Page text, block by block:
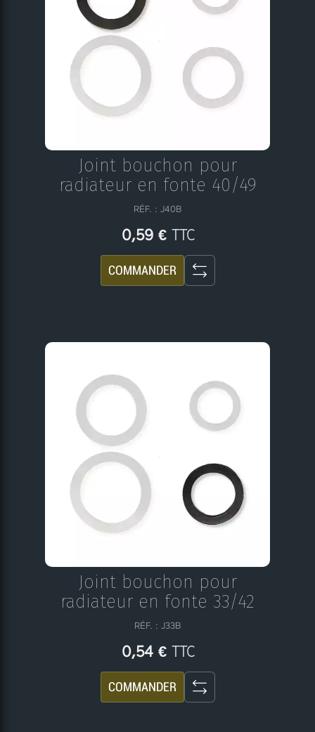
Joint bouchon pour
radiateur en fonte 40/49
RÉF. : J40B
0,59 € TTC
COMMANDER
Joint bouchon pour
radiateur en fonte 33/42
RÉF. : J33B
0,54 € TTC
COMMANDER